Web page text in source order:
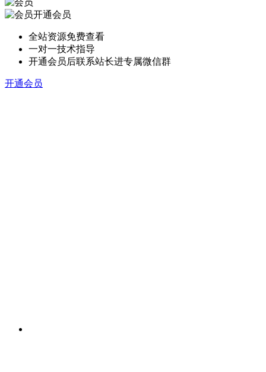
开通会员
全站资源免费查看
一对一技术指导
开通会员后联系站长进专属微信群
开通会员